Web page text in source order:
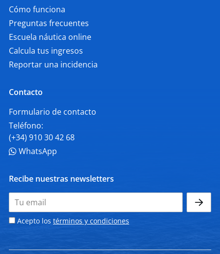
Cómo funciona
Preguntas frecuentes
Escuela náutica online
Calcula tus ingresos
Reportar una incidencia
Contacto
Formulario de contacto
Teléfono:
(+34) 910 30 42 68
WhatsApp
Recibe nuestras newsletters
Acepto los términos y condiciones